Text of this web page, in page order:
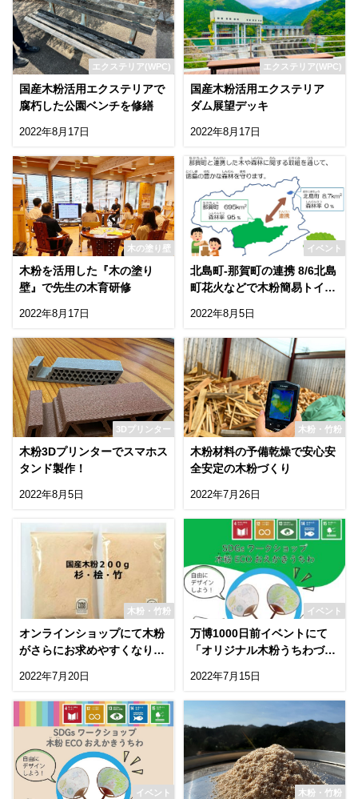
エクステリア(WPC)
国産木粉活用エクステリアで
腐朽した公園ベンチを修繕
2022年8月17日
エクステリア(WPC)
国産木粉活用エクステリア
ダム展望デッキ
2022年8月17日
木の塗り壁
木粉を活用した『木の塗り
壁』で先生の木育研修
2022年8月17日
イベント
北島町-那賀町の連携 8/6北島
町花火などで木粉簡易トイレ
2022年8月5日
3Dプリンター
木粉3Dプリンターでスマホス
タンド製作！
2022年8月5日
木粉・竹粉
木粉材料の予備乾燥で安心安
全安定の木粉づくり
2022年7月26日
木粉・竹粉
オンラインショップにて木粉
がさらにお求めやすくなりま
2022年7月20日
イベント
万博1000日前イベントにて
「オリジナル木粉うちわづく
2022年7月15日
イベント 木粉・竹粉